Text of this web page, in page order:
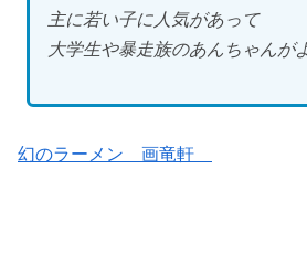
主に若い子に人気があって
大学生や暴走族のあんちゃんが
幻のラーメン 画竜軒